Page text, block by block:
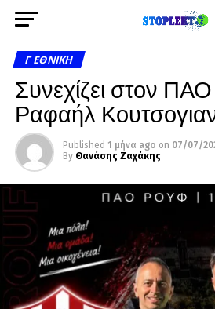
Γ ΕΘΝΙΚΉ
Συνεχίζει στον
Ραφαήλ
Published 1 μήνα ago on 07/07/
By Θανάσης Ζαχάκης